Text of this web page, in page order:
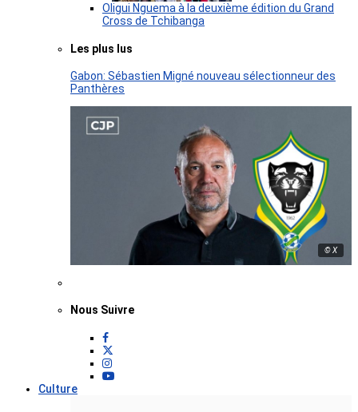
Oligui Nguema à la deuxième édition du Grand
Cross de Tchibanga
Les plus lus
Gabon: Sébastien Migné nouveau sélectionneur des
Panthères
© X
Nous Suivre
Culture